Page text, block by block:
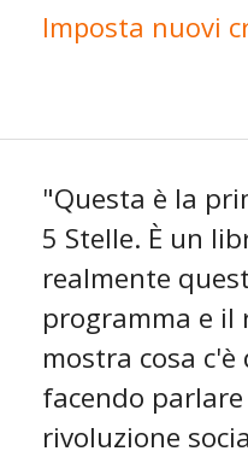
Imposta nuovi
"Questa è la
5 Stelle. È un
realmente
programma e il
mostra cosa
facendo
rivoluzione